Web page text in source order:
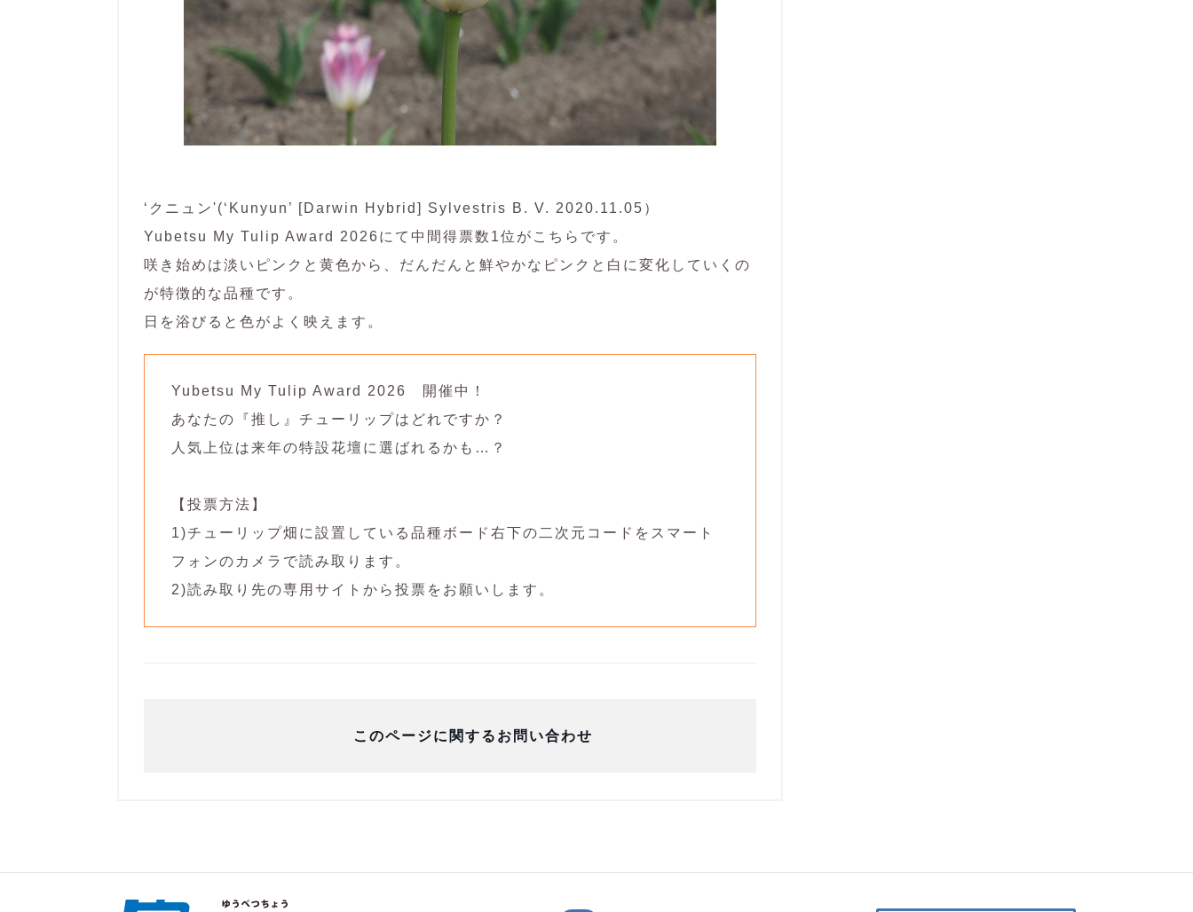
‘クニュン'(‘Kunyun’ [Darwin Hybrid] Sylvestris B. V. 2020.11.05）
Yubetsu My Tulip Award 2026にて中間得票数1位がこちらです。
咲き始めは淡いピンクと黄色から、だんだんと鮮やかなピンクと白に変化していくの
が特徴的な品種です。
日を浴びると色がよく映えます。
Yubetsu My Tulip Award 2026 開催中！
あなたの『推し』チューリップはどれですか？
人気上位は来年の特設花壇に選ばれるかも…？
【投票方法】
1)チューリップ畑に設置している品種ボード右下の二次元コードをスマート
フォンのカメラで読み取ります。
2)読み取り先の専用サイトから投票をお願いします。
このページに関するお問い合わせ